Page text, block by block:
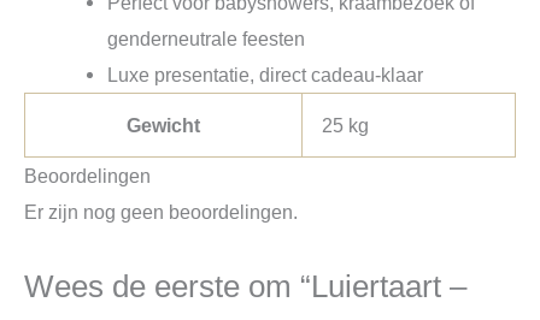
genderneutrale feesten
Luxe presentatie, direct cadeau-klaar
Gewicht 25 kg
Beoordelingen
Er zijn nog geen beoordelingen.
Wees de eerste om “Luiertaart –